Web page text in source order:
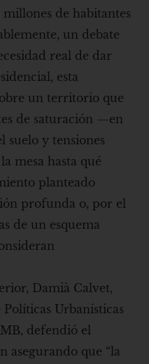
de habitantes
un debate
real de dar
esta
un territorio que
de saturación —en
suelo y tensiones
mesa hasta qué
planteado
profunda o, por el
de un esquema
Damià Calvet,
Urbanísticas
defendió el
asegurando que “la